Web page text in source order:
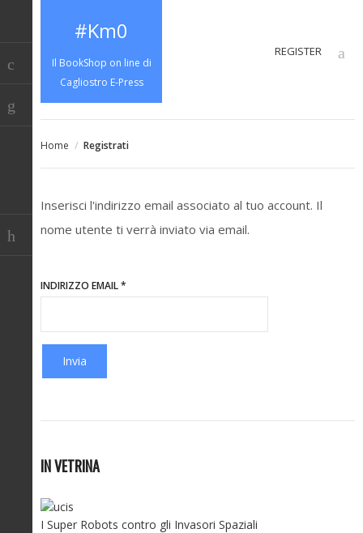
#Km0
Il BookShop on line di
Cagliostro E-Press
REGISTER
Home / Registrati
Inserisci l'indirizzo email associato al tuo account. Il
nome utente ti verrà inviato via email.
INDIRIZZO EMAIL*
Invia
IN VETRINA
I Super Robots contro gli Invasori Spaziali